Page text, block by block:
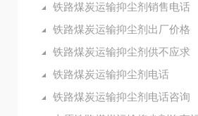
铁路煤炭运输抑尘剂销售电话
铁路煤炭运输抑尘剂出厂价格
铁路煤炭运输抑尘剂供不应求
铁路煤炭运输抑尘剂电话
铁路煤炭运输抑尘剂电话咨询